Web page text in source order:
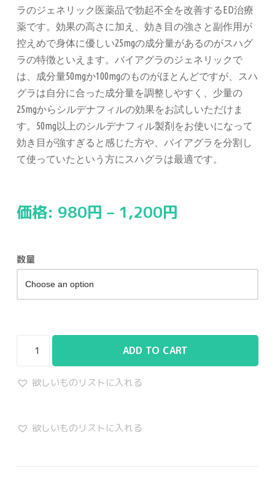
ラのジェネリック医薬品で勃起不全を改善するED治療
薬です。効果の高さに加え、効き目の強さと副作用が
控えめで身体に優しい25mgの成分量があるのがスハグ
ラの特徴といえます。バイアグラのジェネリックで
は、成分量50mgか100mgのものがほとんどですが、スハ
グラは自分に合った成分量を調整しやすく、少量の
25mgからシルデナフィルの効果をお試しいただけま
す。50mg以上のシルデナフィル製剤をお使いになって
効き目が強すぎると感じた方や、バイアグラを分割し
て使っていたという方にスハグラは最適です。
価格: 980円 – 1,200円
数量
ADD TO CART
欲しいものリストに入れる
欲しいものリストに入れる